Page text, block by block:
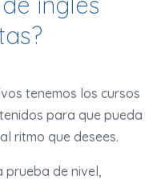
tenemos los cursos
para que pueda
ritmo que desees.
prueba de nivel,